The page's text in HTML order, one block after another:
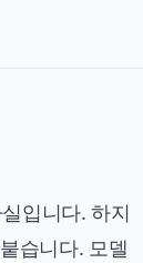
입니다. 하지
습니다. 모델